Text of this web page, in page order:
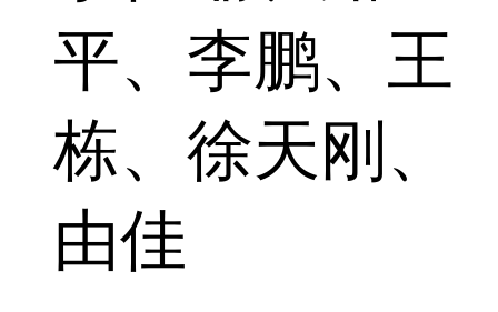
平、李鹏、王
栋、徐天刚、
由佳